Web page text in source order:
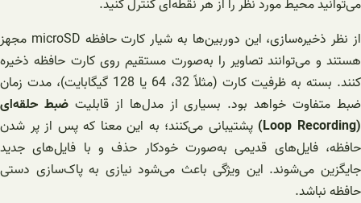
می‌توانید محیط مورد نظر را از هر نقطه‌ای کنترل کنید.
از نظر ذخیره‌سازی، این دوربین‌ها به شیار کارت حافظه microSD مجهز
هستند و می‌توانند تصاویر را به‌صورت مستقیم روی کارت حافظه ذخیره
کنند. بسته به ظرفیت کارت (مثلاً 32، 64 یا 128 گیگابایت)، مدت زمان
ضبط متفاوت خواهد بود. بسیاری از مدل‌ها از قابلیتضبط حلقه‌ای
(Loop Recording)
پشتیبانی می‌کنند؛ به این معنا که پس از پر شدن
حافظه، فایل‌های قدیمی به‌صورت خودکار حذف و با فایل‌های جدید
جایگزین می‌شوند. این ویژگی باعث می‌شود نیازی به پاک‌سازی دستی
حافظه نباشد.